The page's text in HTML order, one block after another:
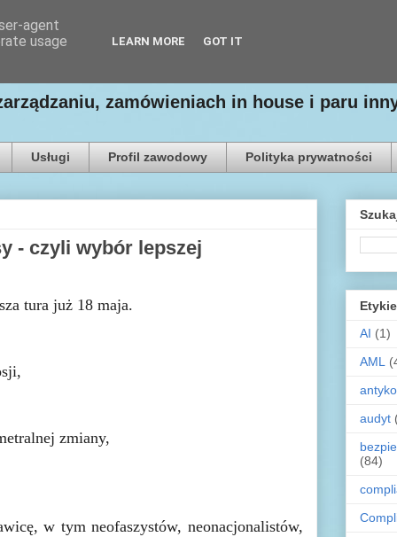
zamówieniach in house i paru
Usługi Profil zawodowy Polityka prywatności
- czyli wybór lepszej
tura już 18 maja.
zmiany,
w tym neofaszystów, neonacjonalistów,
AI (1)
AML
audyt
(84)
agent
usage
LEARN MORE GOT IT